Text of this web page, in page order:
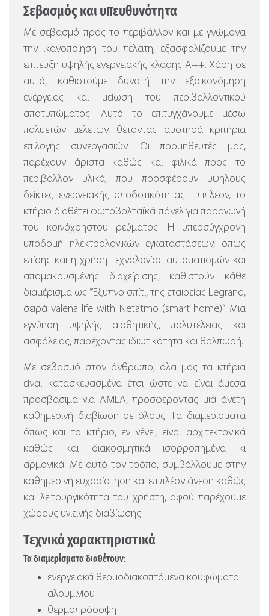
Σεβασμός και υπευθυνότητα
Με σεβασμό προς το περιβάλλον και με γνώμονα
την ικανοποίηση του πελάτη, εξασφαλίζουμε την
επίτευξη υψηλής ενεργειακής κλάσης Α++. Χάρη σε
αυτό, καθιστούμε δυνατή την εξοικονόμηση
ενέργειας και μείωση του περιβαλλοντικού
αποτυπώματος. Αυτό το επιτυγχάνουμε μέσω
πολυετών μελετών, θέτοντας αυστηρά κριτήρια
επιλογής συνεργασιών. Οι προμηθευτές μας,
παρέχουν άριστα καθώς και φιλικά προς το
περιβάλλον υλικά, που προσφέρουν υψηλούς
δείκτες ενεργειακής αποδοτικότητας. Επιπλέον, το
κτήριο διαθέτει φωτοβολταϊκά πάνελ για παραγωγή
του κοινόχρηστου ρεύματος. Η υπερσύγχρονη
υποδομή ηλεκτρολογικών εγκαταστάσεων, όπως
επίσης και η χρήση τεχνολογίας αυτοματισμών και
απομακρυσμένης διαχείρισης, καθιστούν κάθε
διαμέρισμα ως ”Έξυπνο σπίτι, της εταιρείας Legrand,
σειρά valena life with Netatmo (smart home)”. Μια
εγγύηση υψηλής αισθητικής, πολυτέλειας και
ασφάλειας, παρέχοντας ιδιωτικότητα και θαλπωρή.
Με σεβασμό στον άνθρωπο, όλα μας τα κτήρια
είναι κατασκευασμένα έτσι ώστε να είναι άμεσα
προσβάσιμα για ΑΜΕΑ, προσφέροντας μια άνετη
καθημερινή διαβίωση σε όλους. Τα διαμερίσματα
όπως και το κτήριο, εν γένει, είναι αρχιτεκτονικά
καθώς και διακοσμητικά ισορροπημένα κι
αρμονικά. Με αυτό τον τρόπο, συμβάλλουμε στην
καθημερινή ευχαρίστηση και επιπλέον άνεση καθώς
και λειτουργικότητα του χρήστη, αφού παρέχουμε
χώρους υγιεινής διαβίωσης.
Τεχνικά χαρακτηριστικά
Τα διαμερίσματα διαθέτουν:
ενεργειακά θερμοδιακοπτόμενα κουφώματα
αλουμινίου
θερμοπρόσοψη